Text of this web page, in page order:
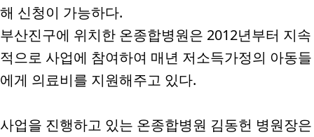
해 신청이 가능하다.
부산진구에 위치한 온종합병원은 2012년부터 지속
적으로 사업에 참여하여 매년 저소득가정의 아동들
에게 의료비를 지원해주고 있다.
사업을 진행하고 있는 온종합병원 김동헌 병원장은